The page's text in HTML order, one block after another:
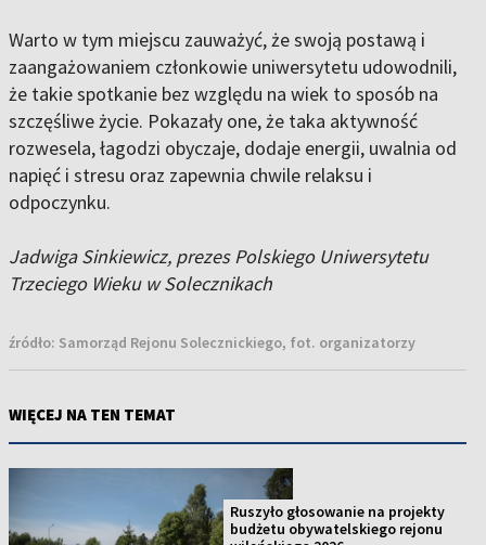
Warto w tym miejscu zauważyć, że swoją postawą i
zaangażowaniem członkowie uniwersytetu udowodnili,
że takie spotkanie bez względu na wiek to sposób na
szczęśliwe życie. Pokazały one, że taka aktywność
rozwesela, łagodzi obyczaje, dodaje energii, uwalnia od
napięć i stresu oraz zapewnia chwile relaksu i
odpoczynku.
Jadwiga Sinkiewicz, prezes Polskiego Uniwersytetu
Trzeciego Wieku w Solecznikach
źródło: Samorząd Rejonu Solecznickiego, fot. organizatorzy
WIĘCEJ NA TEN TEMAT
Ruszyło głosowanie na projekty
budżetu obywatelskiego rejonu